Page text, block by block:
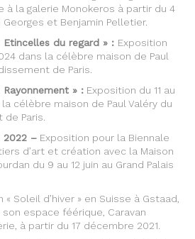
à la galerie Monokeros à partir du 4
et Benjamin Pelletier.
Etincelles du regard » : Exposition
dans la célèbre maison de Paul
de Paris.
Rayonnement » : Exposition du 11 au
célèbre maison de Paul Valéry du
Paris.
2022 – Exposition pour la Biennale
d’art et création avec la Maison
du 9 au 12 juin au Grand Palais
« Soleil d’hiver » en Suisse à Gstaad,
espace féérique, Caravan
à partir du 17 décembre 2021.